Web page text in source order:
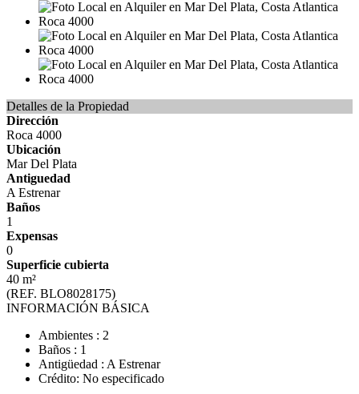
Detalles de la Propiedad
Dirección
Roca 4000
Ubicación
Mar Del Plata
Antiguedad
A Estrenar
Baños
1
Expensas
0
Superficie cubierta
40 m²
(REF. BLO8028175)
INFORMACIÓN BÁSICA
Ambientes : 2
Baños : 1
Antigüedad : A Estrenar
Crédito: No especificado